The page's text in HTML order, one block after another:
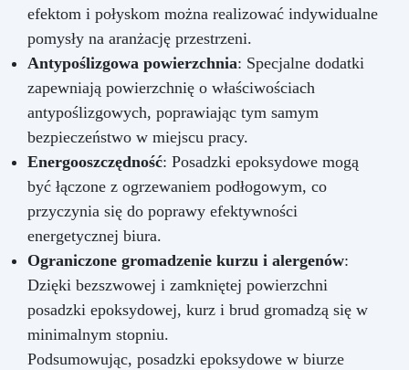
efektom i połyskom można realizować indywidualne
pomysły na aranżację przestrzeni.
Antypoślizgowa powierzchnia: Specjalne dodatki
zapewniają powierzchnię o właściwościach
antypoślizgowych, poprawiając tym samym
bezpieczeństwo w miejscu pracy.
Energooszczędność: Posadzki epoksydowe mogą
być łączone z ogrzewaniem podłogowym, co
przyczynia się do poprawy efektywności
energetycznej biura.
Ograniczone gromadzenie kurzu i alergenów:
Dzięki bezszwowej i zamkniętej powierzchni
posadzki epoksydowej, kurz i brud gromadzą się w
minimalnym stopniu.
Podsumowując, posadzki epoksydowe w biurze